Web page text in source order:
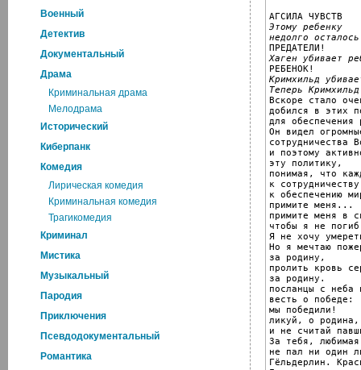
Военный
Детектив
Документальный
Драма
Криминальная драма
Мелодрама
Исторический
Киберпанк
Комедия
Лирическая комедия
Криминальная комедия
Трагикомедия
Криминал
Мистика
Музыкальный
Пародия
Приключения
Псевдодокументальный
Романтика
Этому ребенку
недолго
Хаген убивает
Кримхильд
Теперь
Вскоре стало
добился в этих
для обеспечения
Он видел
сотрудничества
и поэтому
эту политику,
понимая, что
к
к обеспечению
примите меня...
примите меня в
чтобы я не
Я не хочу
Но я мечтаю
за родину,
пролить кровь
за родину.
посланцы с неба
весть о победе:
мы победили!
ликуй, о родина,
и не считай
За тебя,
не пал ни один
Гёльдерлин.